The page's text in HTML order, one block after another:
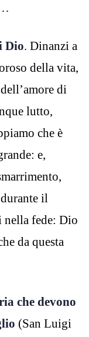
Dio. Dinanzi a
della vita,
di
lutto,
che è
e,
il
nella fede: Dio
da questa
che devono
(San Luigi